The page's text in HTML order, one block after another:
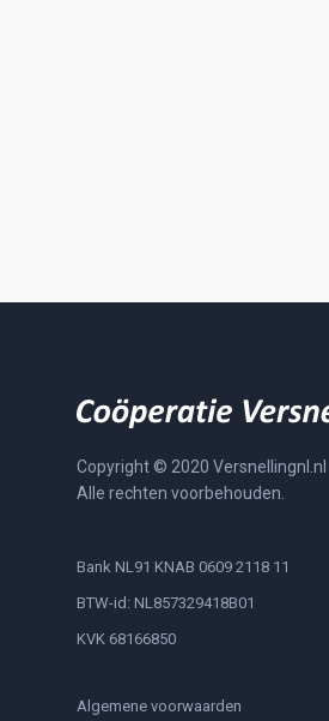
Copyright © 2020 Versnellingnl.nl
Alle rechten voorbehouden.
Bank NL91 KNAB 0609 2118 11
BTW-id: NL857329418B01
KVK 68166850
Algemene voorwaarden